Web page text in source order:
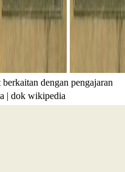
dengan pengajaran
| dok wikipedia